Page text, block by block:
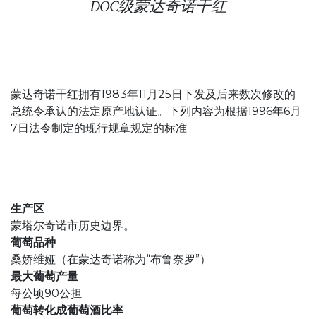
DOC级蒙达奇诺干红
蒙达奇诺干红拥有1983年11月25日下发及后来数次修改的
总统令承认的法定原产地认证。下列内容为根据1996年6月
7日法令制定的现行规章规定的标准
生产区
蒙塔尔奇诺市历史边界。
葡萄品种
桑娇维娅（在蒙达奇诺称为“布鲁奈罗”）
最大葡萄产量
每公顷90公担
葡萄转化成葡萄酒比率